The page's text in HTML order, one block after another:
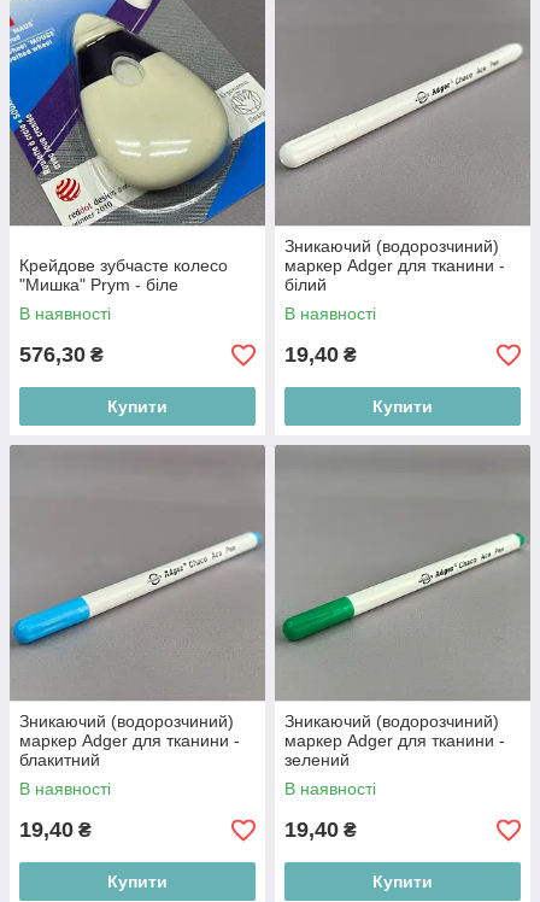
Крейдове зубчасте колесо
"Мишка" Prym - біле
В наявності
576,30 ₴
Купити
Зникаючий (водорозчиний)
маркер Adger для тканини -
білий
В наявності
19,40 ₴
Купити
Зникаючий (водорозчиний)
маркер Adger для тканини -
блакитний
В наявності
19,40 ₴
Купити
Зникаючий (водорозчиний)
маркер Adger для тканини -
зелений
В наявності
19,40 ₴
Купити